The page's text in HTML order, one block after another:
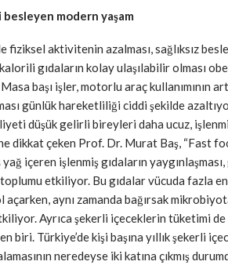
modern yaşam
fiziksel aktivitenin azalması, sağlıksız
gıdaların kolay ulaşılabilir olması
başı işler, motorlu araç kullanımının
günlük hareketliliği ciddi şekilde
düşük gelirli bireyleri daha ucuz,
dikkat çeken Prof. Dr. Murat Baş, “Fast
içeren işlenmiş gıdaların
etkiliyor. Bu gıdalar vücuda fazla
açarken, aynı zamanda bağırsak
Ayrıca şekerli içeceklerin tüketimi
biri. Türkiye’de kişi başına yıllık şekerli
neredeyse iki katına çıkmış